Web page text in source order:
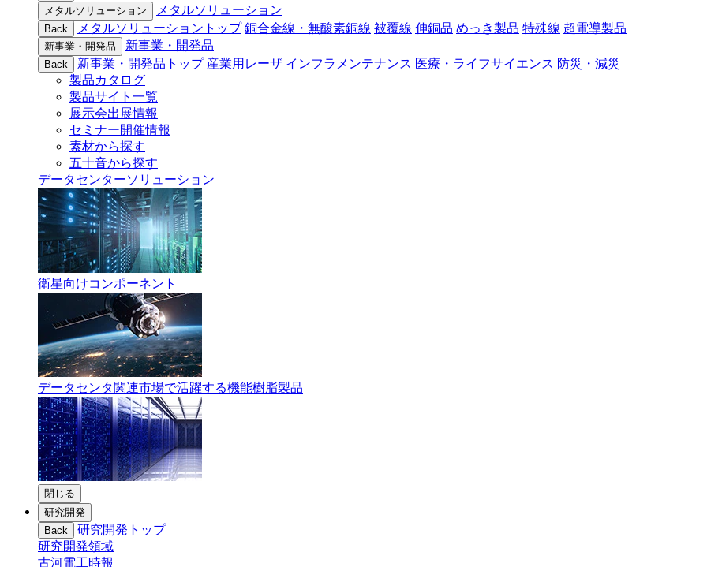
メタルソリューション メタルソリューション
Back メタルソリューショントップ 銅合金線・無酸素銅線 被覆線 伸銅品 めっき製品 特殊線 超電導製品
新事業・開発品 新事業・開発品
Back 新事業・開発品トップ 産業用レーザ インフラメンテナンス 医療・ライフサイエンス 防災・減災
製品カタログ
製品サイト一覧
展示会出展情報
セミナー開催情報
素材から探す
五十音から探す
データセンターソリューション
衛星向けコンポーネント
データセンタ関連市場で活躍する機能樹脂製品
閉じる
研究開発
Back
研究開発トップ
研究開発領域
古河電工時報